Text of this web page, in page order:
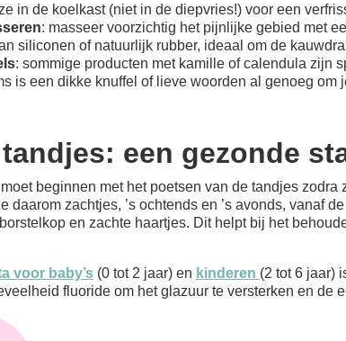
in de koelkast (niet in de diepvries!) voor een
: masseer voorzichtig het pijnlijke gebied met
siliconen of natuurlijk rubber, ideaal om de
: sommige producten met kamille of calendula zijn
is een dikke knuffel of lieve woorden al genoeg om
een gezonde
beginnen met het poetsen van de tandjes
daarom zachtjes, ’s ochtends en ’s avonds, vanaf
en zachte haartjes. Dit helpt bij het
voor baby’s (0 tot 2 jaar) en kinderen (2 tot 6 jaar)
fluoride om het glazuur te versterken en de